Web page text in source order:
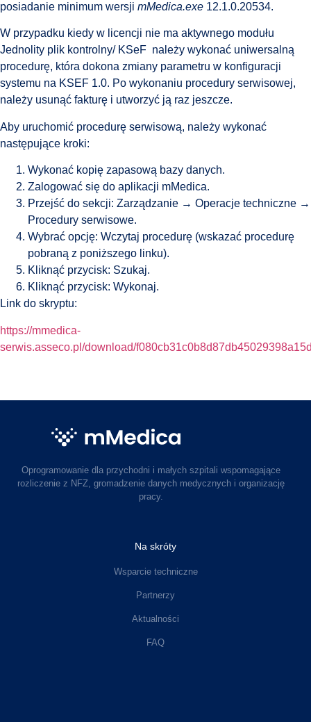
posiadanie minimum wersji mMedica.exe 12.1.0.20534.
W przypadku kiedy w licencji nie ma aktywnego modułu
Jednolity plik kontrolny/ KSeF należy wykonać uniwersalną
procedurę, która dokona zmiany parametru w konfiguracji
systemu na KSEF 1.0. Po wykonaniu procedury serwisowej,
należy usunąć fakturę i utworzyć ją raz jeszcze.
Aby uruchomić procedurę serwisową, należy wykonać
następujące kroki:
Wykonać kopię zapasową bazy danych.
Zalogować się do aplikacji mMedica.
Przejść do sekcji: Zarządzanie → Operacje techniczne →
Procedury serwisowe.
Wybrać opcję: Wczytaj procedurę (wskazać procedurę
pobraną z poniższego linku).
Kliknąć przycisk: Szukaj.
Kliknąć przycisk: Wykonaj.
Link do skryptu:
https://mmedica-
serwis.asseco.pl/download/
Oprogramowanie dla przychodni i małych szpitali wspomagające
rozliczenie z NFZ, gromadzenie danych medycznych i organizację
pracy.
Na skróty
Wsparcie techniczne
Partnerzy
Aktualności
FAQ